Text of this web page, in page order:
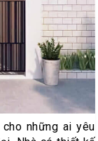
những ai yêu